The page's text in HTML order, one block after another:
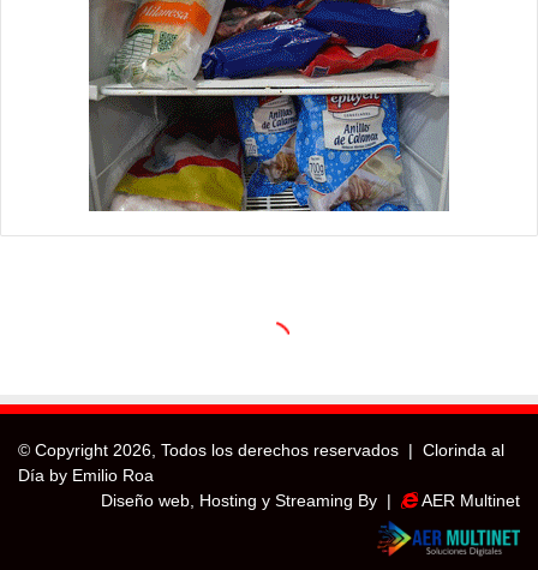
© Copyright 2026, Todos los derechos reservados | Clorinda al
Día by Emilio Roa
Diseño web, Hosting y Streaming By |
AER Multinet